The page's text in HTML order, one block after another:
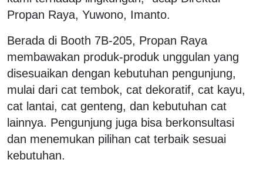
Propan Raya, Yuwono, Imanto.
Berada di Booth 7B-205, Propan Raya
membawakan produk-produk unggulan yang
disesuaikan dengan kebutuhan pengunjung,
mulai dari cat tembok, cat dekoratif, cat kayu,
cat lantai, cat genteng, dan kebutuhan cat
lainnya. Pengunjung juga bisa berkonsultasi
dan menemukan pilihan cat terbaik sesuai
kebutuhan.